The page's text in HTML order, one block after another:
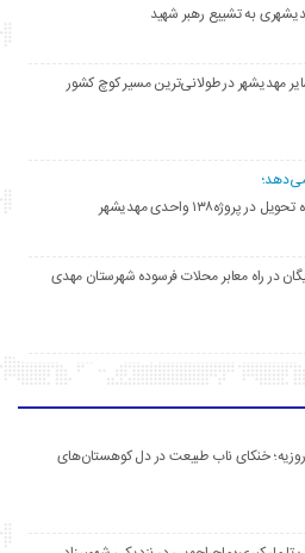
مهدیشهر در طولانی‌ترین مسیر کوچ کشور
رایگان در راه معابر محلات فرسوده شهرستان مهدی
روزیه؛ خنکای ناب طبیعت در دل کوهستان‌های